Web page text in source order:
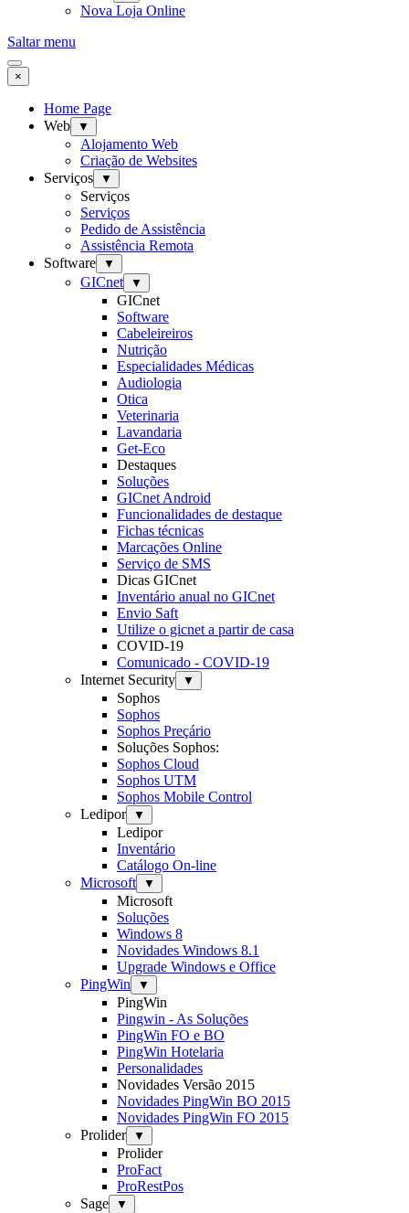
Nova Loja Online
Saltar menu
×
Home Page
Web
▼
Alojamento Web
Criação de Websites
Serviços
▼
Serviços
Serviços
Pedido de Assistência
Assistência Remota
Software
▼
GICnet ▼
GICnet
Software
Cabeleireiros
Nutrição
Especialidades Médicas
Audiologia
Otica
Veterinaria
Lavandaria
Get-Eco
Destaques
Soluções
GICnet Android
Funcionalidades de destaque
Fichas técnicas
Marcações Online
Serviço de SMS
Dicas GICnet
Inventário anual no GICnet
Envio Saft
Utilize o gicnet a partir de casa
COVID-19
Comunicado - COVID-19
Internet Security
▼
Sophos
Sophos
Sophos Preçário
Soluções Sophos:
Sophos Cloud
Sophos UTM
Sophos Mobile Control
Ledipor
▼
Ledipor
Inventário
Catálogo On-line
Microsoft
▼
Microsoft
Soluções
Windows 8
Novidades Windows 8.1
Upgrade Windows e Office
PingWin
▼
PingWin
Pingwin - As Soluções
PingWin FO e BO
PingWin Hotelaria
Personalidades
Novidades Versão 2015
Novidades PingWin BO 2015
Novidades PingWin FO 2015
Prolider
▼
Prolider
ProFact
ProRestPos
Sage
▼